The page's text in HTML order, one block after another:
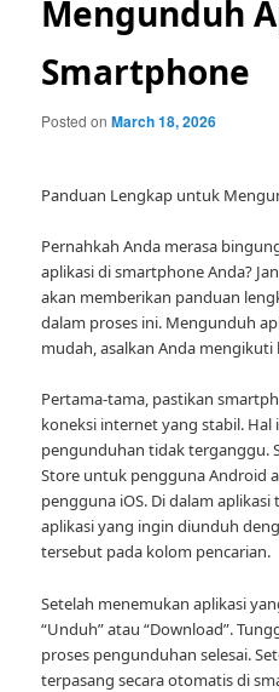
Mengunduh
Smartphone
Posted onMarch 18, 2026
Panduan Lengkap untuk
Pernahkah Anda merasa
aplikasi di smartphone Anda?
akan memberikan panduan
dalam proses ini. Mengunduh
mudah, asalkan Anda
Pertama-tama, pastikan
koneksi internet yang stabil.
pengunduhan tidak terganggu.
Store untuk pengguna Android
pengguna iOS. Di dalam
aplikasi yang ingin diunduh
tersebut pada kolom pencarian.
Setelah menemukan aplikasi
“Unduh” atau “Download”.
proses pengunduhan selesai.
terpasang secara otomatis di